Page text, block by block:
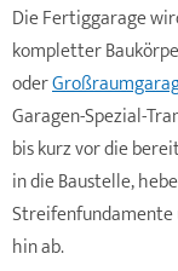
Die Fertiggarage
kompletter
oder
Garagen-Spezial-
bis kurz vor die
in die Baustelle,
Streifenfundamente
hin ab.